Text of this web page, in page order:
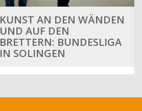
KUNST AN DEN WÄNDEN
UND AUF DEN
BRETTERN: BUNDESLIGA
IN SOLINGEN